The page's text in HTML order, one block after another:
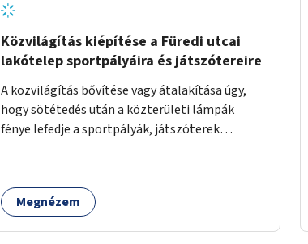
Közvilágítás kiépítése a Füredi utcai
lakótelep sportpályáira és játszótereire
A közvilágítás bővítése vagy átalakítása úgy,
hogy sötétedés után a közterületi lámpák
fénye lefedje a sportpályák, játszóterek
Megnézem